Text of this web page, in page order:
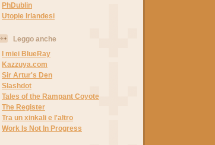
PhDublin
Utopie Irlandesi
Leggo anche
I miei BlueRay
Kazzuya.com
Sir Artur's Den
Slashdot
Tales of the Rampant Coyote
The Register
Tra un xinkali e l'altro
Work Is Not In Progress